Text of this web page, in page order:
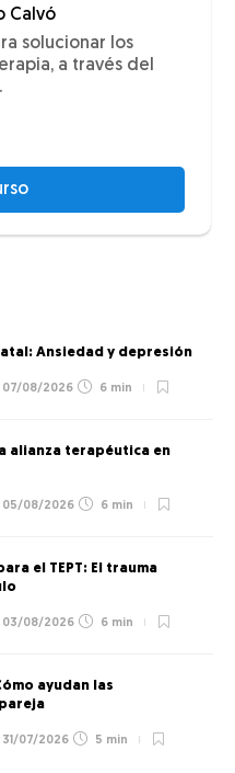
Calvó
solucionar los
a través del
Ansiedad y depresión
07/08/2026 6 min
alianza terapéutica en
05/08/2026 6 min
el TEPT: El trauma
03/08/2026 6 min
ayudan las
31/07/2026 5 min